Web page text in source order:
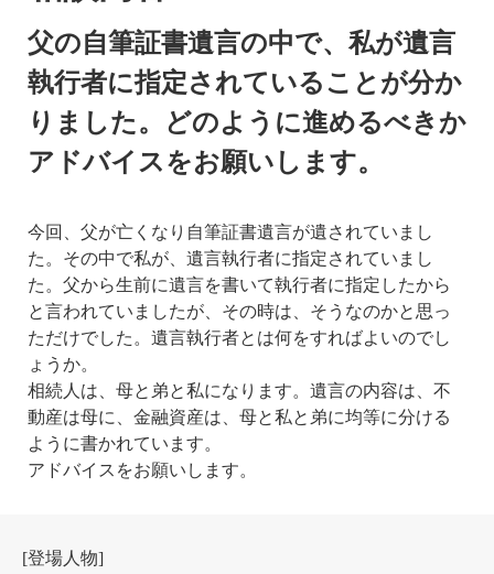
父の自筆証書遺言の中で、私が遺言
執行者に指定されていることが分か
りました。どのように進めるべきか
アドバイスをお願いします。
今回、父が亡くなり自筆証書遺言が遺されていまし
た。その中で私が、遺言執行者に指定されていまし
た。父から生前に遺言を書いて執行者に指定したから
と言われていましたが、その時は、そうなのかと思っ
ただけでした。遺言執行者とは何をすればよいのでし
ょうか。
相続人は、母と弟と私になります。遺言の内容は、不
動産は母に、金融資産は、母と私と弟に均等に分ける
ように書かれています。
アドバイスをお願いします。
[登場人物]